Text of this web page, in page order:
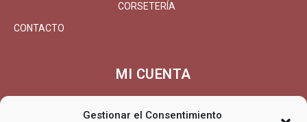
Gestionar el Consentimiento
CORSETERÍA
CONTACTO
MI CUENTA
MI CUENTA/REGISTRARSE